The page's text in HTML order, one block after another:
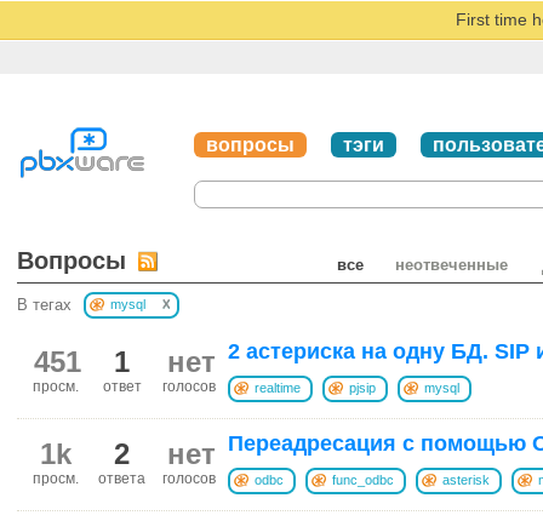
First time
вопросы тэги
все неотвеченные
Вопросы
В тегах mysql x
нет
голосов
1
ответ
451
просм.
2 астериска на одну БД. SIP
realtime pjsip mysql
нет
голосов
2
ответа
1k
просм.
Переадресация с помощью
odbc func_odbc asterisk